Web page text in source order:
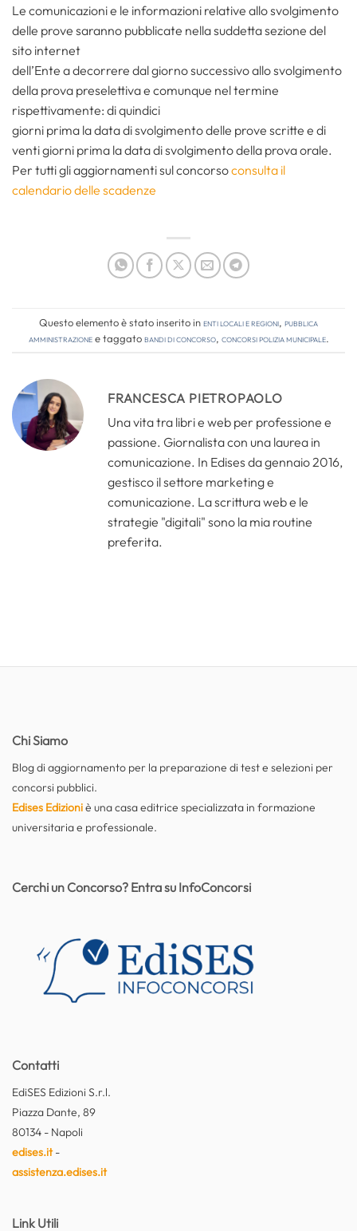
Le comunicazioni e le informazioni relative allo svolgimento
delle prove saranno pubblicate nella suddetta sezione del
sito internet
dell’Ente a decorrere dal giorno successivo allo svolgimento
della prova preselettiva e comunque nel termine
rispettivamente: di quindici
giorni prima la data di svolgimento delle prove scritte e di
venti giorni prima la data di svolgimento della prova orale.
Per tutti gli aggiornamenti sul concorsoconsulta il
calendario delle scadenze
Questo elemento è stato inserito inEnti locali e regioni, Pubblica
amministrazionee taggatobandi di concorso, concorsi polizia municipale.
FRANCESCA PIETROPAOLO
Una vita tra libri e web per professione e
passione. Giornalista con una laurea in
comunicazione. In Edises da gennaio 2016,
gestisco il settore marketing e
comunicazione. La scrittura web e le
strategie "digitali" sono la mia routine
preferita.
Chi Siamo
Blog di aggiornamento per la preparazione di test e selezioni per
concorsi pubblici.
Edises Edizioniè una casa editrice specializzata in formazione
universitaria e professionale.
Contatti
EdiSES Edizioni S.r.l.
Piazza Dante, 89
80134 - Napoli
edises.it-
assistenza.edises.it
Link Utili
Cerchi un Concorso? Entra su InfoConcorsi